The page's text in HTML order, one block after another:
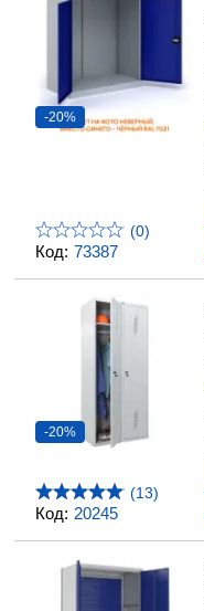
Код: 73387
-20%
(0)
Код: 20245
-20%
(13)